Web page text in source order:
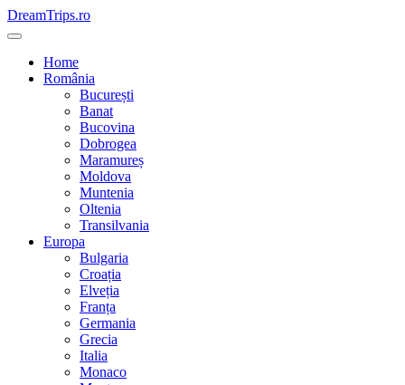
Skip
to
DreamTrips.ro
Home
România
București
Banat
Bucovina
Dobrogea
Maramureș
Moldova
Muntenia
Oltenia
Transilvania
Europa
Bulgaria
Croația
Elveția
Franța
Germania
Grecia
Italia
Monaco